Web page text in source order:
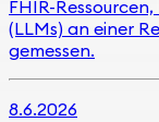
FHIR-
(LLMs) an einer
gemessen.
8.6.2026